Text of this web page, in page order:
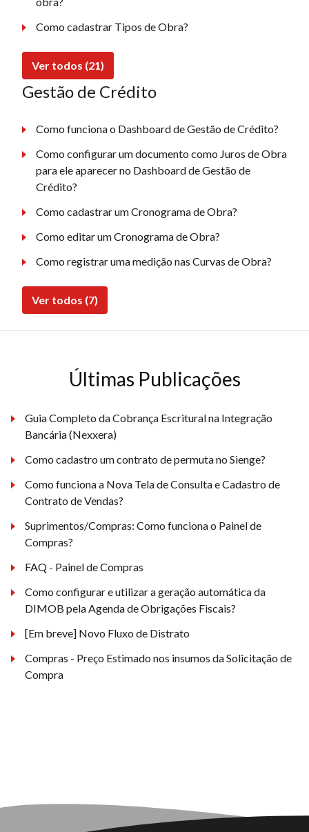
Como cadastrar Tipos de Obra?
Ver todos (21)
Gestão de Crédito
Como funciona o Dashboard de Gestão de Crédito?
Como configurar um documento como Juros de Obra
para ele aparecer no Dashboard de Gestão de
Crédito?
Como cadastrar um Cronograma de Obra?
Como editar um Cronograma de Obra?
Como registrar uma medição nas Curvas de Obra?
Ver todos (7)
Últimas Publicações
Guia Completo da Cobrança Escritural na Integração
Bancária (Nexxera)
Como cadastro um contrato de permuta no Sienge?
Como funciona a Nova Tela de Consulta e Cadastro de
Contrato de Vendas?
Suprimentos/Compras: Como funciona o Painel de
Compras?
FAQ - Painel de Compras
Como configurar e utilizar a geração automática da
DIMOB pela Agenda de Obrigações Fiscais?
[Em breve] Novo Fluxo de Distrato
Compras - Preço Estimado nos insumos da Solicitação de
Compra